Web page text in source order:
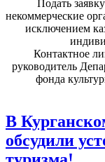
Подать
некоммерческие
исключением
Контактное
руководитель
фонда
В
обсудили